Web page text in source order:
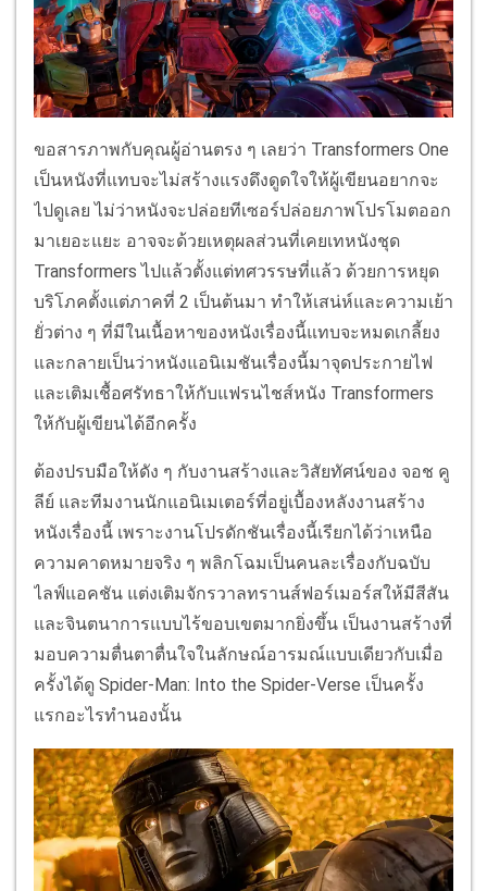
ขอสารภาพกับคุณผู้อ่านตรง ๆ เลยว่า Transformers One
เป็นหนังที่แทบจะไม่สร้างแรงดึงดูดใจให้ผู้เขียนอยากจะ
ไปดูเลย ไม่ว่าหนังจะปล่อยทีเซอร์ปล่อยภาพโปรโมตออก
มาเยอะแยะ อาจจะด้วยเหตุผลส่วนที่เคยเทหนังชุด
Transformers ไปแล้วตั้งแต่ทศวรรษที่แล้ว ด้วยการหยุด
บริโภคตั้งแต่ภาคที่ 2 เป็นต้นมา ทำให้เสน่ห์และความเย้า
ยั่วต่าง ๆ ที่มีในเนื้อหาของหนังเรื่องนี้แทบจะหมดเกลี้ยง
และกลายเป็นว่าหนังแอนิเมชันเรื่องนี้มาจุดประกายไฟ
และเติมเชื้อศรัทธาให้กับแฟรนไชส์หนัง Transformers
ให้กับผู้เขียนได้อีกครั้ง
ต้องปรบมือให้ดัง ๆ กับงานสร้างและวิสัยทัศน์ของ จอช คู
ลีย์ และทีมงานนักแอนิเมเตอร์ที่อยู่เบื้องหลังงานสร้าง
หนังเรื่องนี้ เพราะงานโปรดักชันเรื่องนี้เรียกได้ว่าเหนือ
ความคาดหมายจริง ๆ พลิกโฉมเป็นคนละเรื่องกับฉบับ
ไลฟ์แอคชัน แต่งเติมจักรวาลทรานส์ฟอร์เมอร์สให้มีสีสัน
และจินตนาการแบบไร้ขอบเขตมากยิ่งขึ้น เป็นงานสร้างที่
มอบความตื่นตาตื่นใจในลักษณ์อารมณ์แบบเดียวกับเมื่อ
ครั้งได้ดู Spider-Man: Into the Spider-Verse เป็นครั้ง
แรกอะไรทำนองนั้น